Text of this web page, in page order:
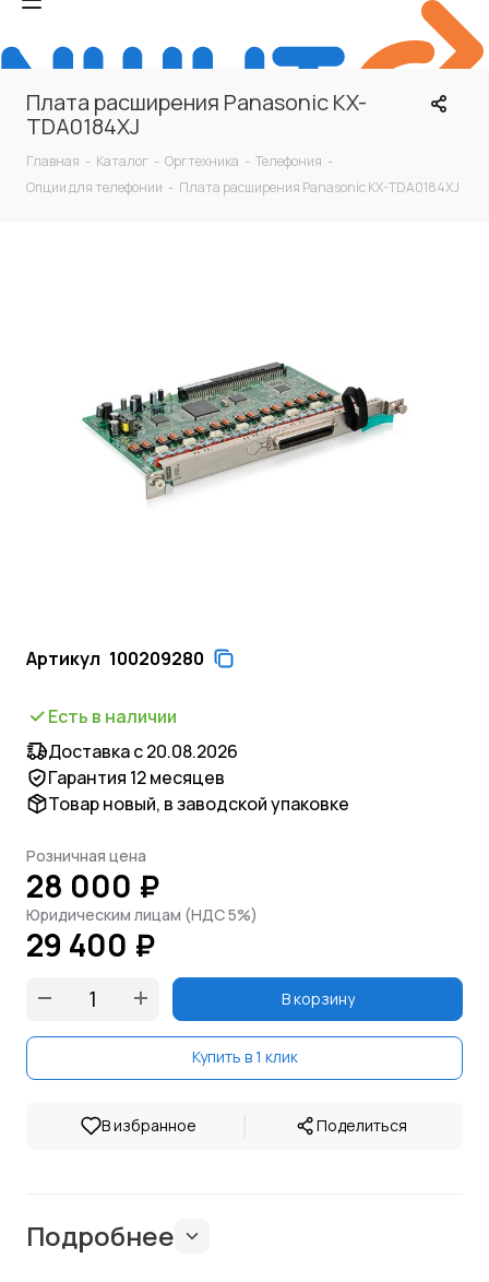
Плата расширения Panasonic KX-
TDA0184XJ
Главная - Каталог - Оргтехника - Телефония -
Опции для телефонии - Плата расширения Panasonic KX-TDA0184XJ
Артикул 100209280
Есть в наличии
Доставка с 20.08.2026
Гарантия 12 месяцев
Товар новый, в заводской упаковке
Розничная цена
28 000 ₽
Юридическим лицам (НДС 5%)
29 400 ₽
В корзину
Купить в 1 клик
В избранное | Поделиться
Подробнее